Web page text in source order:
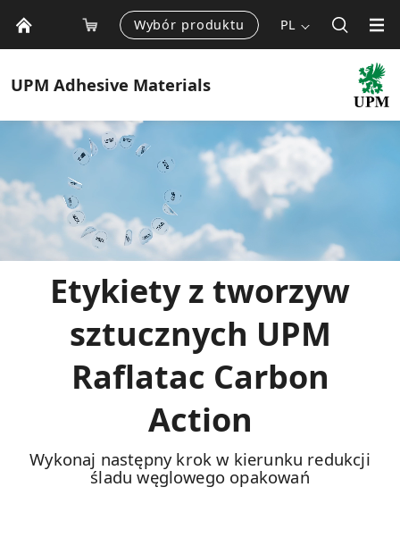
Wybór produktu PL
UPM Adhesive Materials
Etykiety z tworzyw
sztucznych UPM
Raflatac Carbon
Action
Wykonaj następny krok w kierunku redukcji
śladu węglowego opakowań